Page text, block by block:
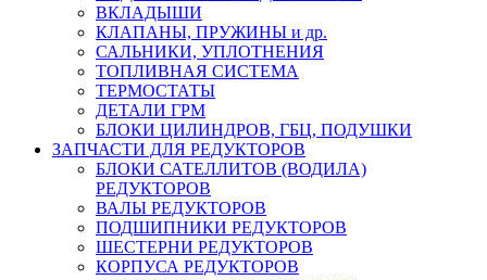
ВКЛАДЫШИ
КЛАПАНЫ, ПРУЖИНЫ и др.
САЛЬНИКИ, УПЛОТНЕНИЯ
ТОПЛИВНАЯ СИСТЕМА
ТЕРМОСТАТЫ
ДЕТАЛИ ГРМ
БЛОКИ ЦИЛИНДРОВ, ГБЦ, ПОДУШКИ
ЗАПЧАСТИ ДЛЯ РЕДУКТОРОВ
БЛОКИ САТЕЛЛИТОВ (ВОДИЛА)
РЕДУКТОРОВ
ВАЛЫ РЕДУКТОРОВ
ПОДШИПНИКИ РЕДУКТОРОВ
ШЕСТЕРНИ РЕДУКТОРОВ
КОРПУСА РЕДУКТОРОВ